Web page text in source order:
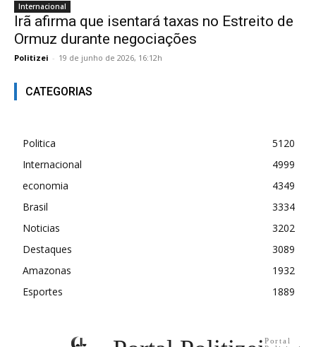
Internacional
Irã afirma que isentará taxas no Estreito de
Ormuz durante negociações
Politizei - 19 de junho de 2026, 16:12h
CATEGORIAS
Politica
5120
Internacional
4999
economia
4349
Brasil
3334
Noticias
3202
Destaques
3089
Amazonas
1932
Esportes
1889
Portal